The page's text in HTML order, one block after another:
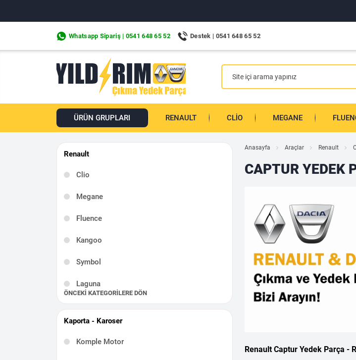
Whatsapp Sipariş | 0541 648 65 52 Destek | 0541 648 65 52
ÜRÜN GRUPLARI RENAULT CLIO MEGANE
Renault
Clio
Megane
Fluence
Kangoo
Symbol
Laguna
Talisman
ÖNCEKI KATEGORILERE DÖN
Kaporta - Karoser
Komple Motor
Anasayfa Araçlar Renault
CAPTUR YEDEK
Renault Captur Yedek Parça -